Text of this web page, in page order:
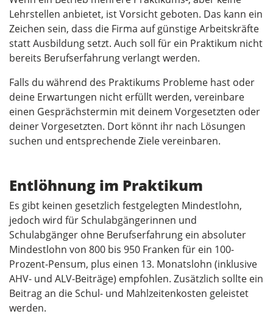
Lehrstellen anbietet, ist Vorsicht geboten. Das kann ein
Zeichen sein, dass die Firma auf günstige Arbeitskräfte
statt Ausbildung setzt. Auch soll für ein Praktikum nicht
bereits Berufserfahrung verlangt werden.
Falls du während des Praktikums Probleme hast oder
deine Erwartungen nicht erfüllt werden, vereinbare
einen Gesprächstermin mit deinem Vorgesetzten oder
deiner Vorgesetzten. Dort könnt ihr nach Lösungen
suchen und entsprechende Ziele vereinbaren.
Entlöhnung im Praktikum
Es gibt keinen gesetzlich festgelegten Mindestlohn,
jedoch wird für Schulabgängerinnen und
Schulabgänger ohne Berufserfahrung ein absoluter
Mindestlohn von 800 bis 950 Franken für ein 100-
Prozent-Pensum, plus einen 13. Monatslohn (inklusive
AHV- und ALV-Beiträge) empfohlen. Zusätzlich sollte ­ein
Beitrag an die Schul- und Mahlzeitenkosten geleistet
werden.